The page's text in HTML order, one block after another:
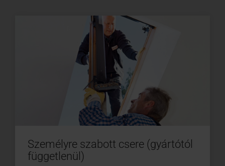
Személyre szabott csere (gyártótól
függetlenül)